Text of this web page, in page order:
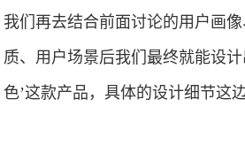
我们再去结合前面讨论的用户画
质、用户场景后我们最终就能设
色’这款产品，具体的设计细节这